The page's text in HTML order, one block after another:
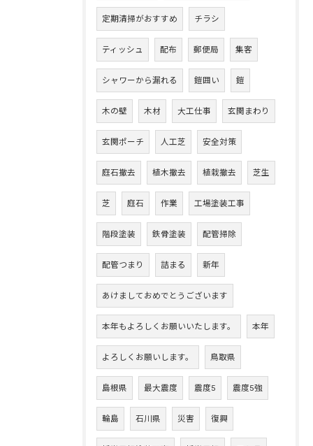
定期清掃がおすすめ チラシ
ティッシュ 配布 郵便局 集客
シャワーから漏れる 鎧囲い 鎧
木の壁 木材 大工仕事 玄関まわり
玄関ポーチ 人工芝 安全対策
庭石撤去 植木撤去 植栽撤去 芝生
芝 庭石 作業 工場塗装工事
階段塗装 鉄骨塗装 配管掃除
配管つまり 詰まる 新年
あけましておめでとうございます
本年もよろしくお願いいたします。 本年
よろしくお願いします。 鳥取県
島根県 最大震度 震度5 震度5強
輪島 石川県 災害 復興